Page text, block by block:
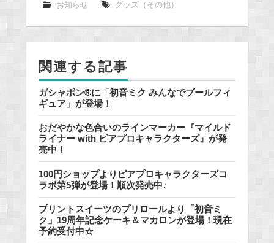
e
k
お知らせ グッズ（その他）
関連する記事
ガシャポン®に「初音ミク みんなでプールフィ
ギュア」が登場！
おだやかな色合いのラインマーカー『マイルド
ライナー with ピアプロキャラクターズ』が発
売中！
100円ショップよりピアプロキャラクターズコ
ラボ第5弾が登場！順次発売中♪
プリントスイーツのプリロールより「初音ミ
ク」19周年記念ケーキ＆マカロンが登場！現在
予約受付中☆